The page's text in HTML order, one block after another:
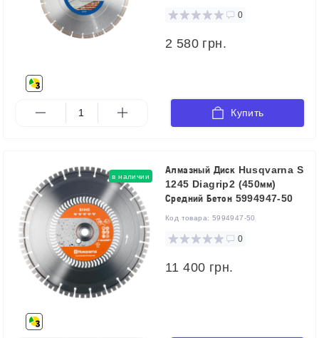
0
2 580 грн.
Купить
в наличии
Алмазный Диск Husqvarna S
1245 Diagrip2 (450мм)
Средний Бетон 5994947-50
Код товара: 5994947-50
0
11 400 грн.